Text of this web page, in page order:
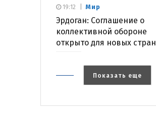
Мир
Эрдоган: Соглашение о
коллективной обороне
открыто для новых стран
19:12
Показать еще